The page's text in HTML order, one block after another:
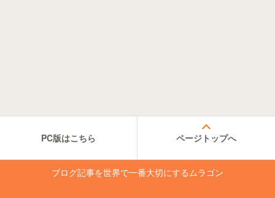
PC版はこちら ページトップへ
ブログ記事を世界で一番大切にするムラゴン